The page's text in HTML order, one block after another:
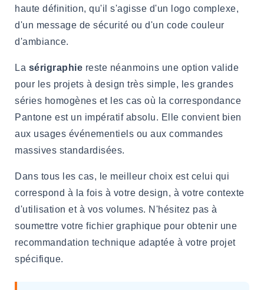
haute définition, qu'il s'agisse d'un logo complexe,
d'un message de sécurité ou d'un code couleur
d'ambiance.
La sérigraphie reste néanmoins une option valide
pour les projets à design très simple, les grandes
séries homogènes et les cas où la correspondance
Pantone est un impératif absolu. Elle convient bien
aux usages événementiels ou aux commandes
massives standardisées.
Dans tous les cas, le meilleur choix est celui qui
correspond à la fois à votre design, à votre contexte
d'utilisation et à vos volumes. N'hésitez pas à
soumettre votre fichier graphique pour obtenir une
recommandation technique adaptée à votre projet
spécifique.